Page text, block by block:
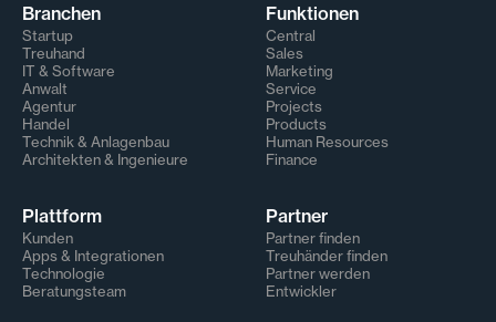
Branchen
Startup
Treuhand
IT & Software
Anwalt
Agentur
Handel
Technik & Anlagenbau
Architekten & Ingenieure
Funktionen
Central
Sales
Marketing
Service
Projects
Products
Human Resources
Finance
Plattform
Kunden
Apps & Integrationen
Technologie
Beratungsteam
Partner
Partner finden
Treuhänder finden
Partner werden
Entwickler